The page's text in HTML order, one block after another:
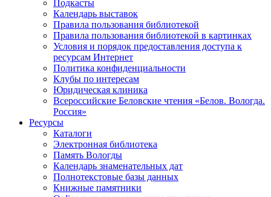
Подкасты
Календарь выставок
Правила пользования библиотекой
Правила пользования библиотекой в картинках
Условия и порядок предоставления доступа к
ресурсам Интернет
Политика конфиденциальности
Клубы по интересам
Юридическая клиника
Всероссийские Беловские чтения «Белов. Вологда.
Россия»
Ресурсы
Каталоги
Электронная библиотека
Память Вологды
Календарь знаменательных дат
Полнотекстовые базы данных
Книжные памятники